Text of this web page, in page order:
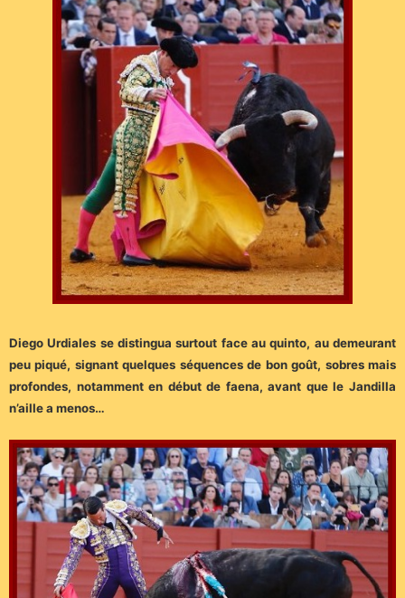
Diego Urdiales se distingua surtout face au quinto, au demeurant
peu piqué, signant quelques séquences de bon goût, sobres mais
profondes, notamment en début de faena, avant que le Jandilla
n’aille a menos…